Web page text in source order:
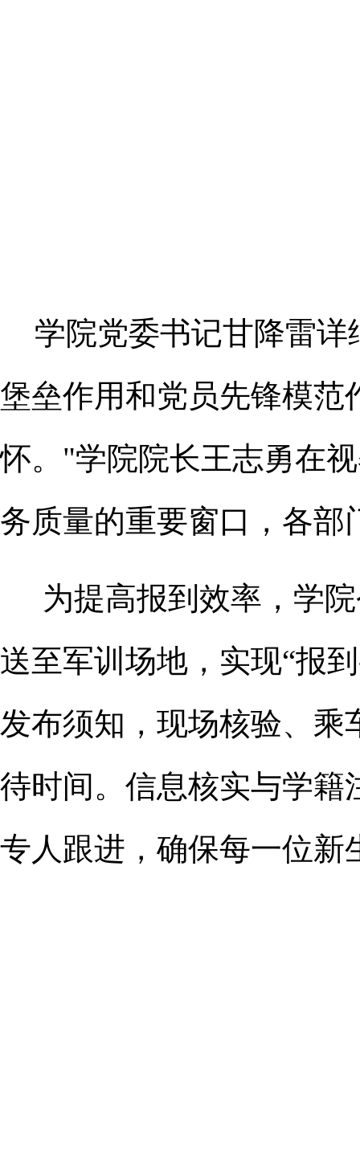
学院党委书记甘降雷
堡垒作用和党员先锋模范
怀。"学院院长王志勇在
务质量的重要窗口，各
为提高报到效率 ，学
送至军训场地，实现“报
发布须知，现场核验、
待时间。信息核实与学籍
专人跟进，确保每一位新